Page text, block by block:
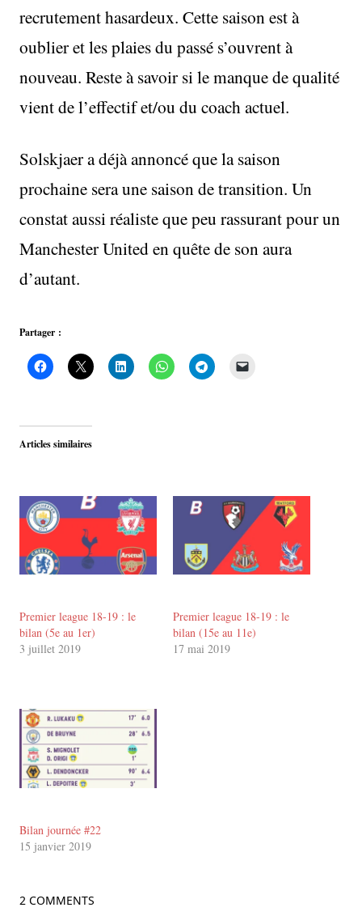
recrutement hasardeux. Cette saison est à
oublier et les plaies du passé s’ouvrent à
nouveau. Reste à savoir si le manque de qualité
vient de l’effectif et/ou du coach actuel.
Solskjaer a déjà annoncé que la saison
prochaine sera une saison de transition. Un
constat aussi réaliste que peu rassurant pour un
Manchester United en quête de son aura
d’autant.
Partager :
Articles similaires
Premier league 18-19 : le
bilan (5e au 1er)
3 juillet 2019
Premier league 18-19 : le
bilan (15e au 11e)
17 mai 2019
Bilan journée #22
15 janvier 2019
2 COMMENTS